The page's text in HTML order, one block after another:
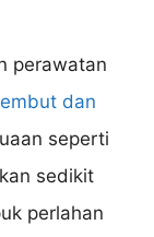
perawatan
dan
seperti
sedikit
perlahan